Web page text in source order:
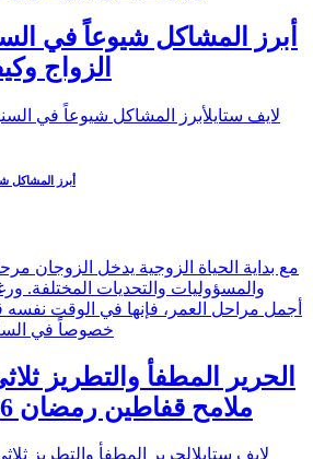
أبرز المشاكل شيوعاً في
الزواج
أبرز المشاكل
مع بداية الحياة الزوجية يدخل الزوجان
والمسؤوليات والتحديات المختلفة.
أجمل مراحل العمر، فإنها في الوقت نفسه
خصوصاً في
الحرير المطفأ والتطريز
ملامح قفاطين رمضان 2026 لدى شالكي